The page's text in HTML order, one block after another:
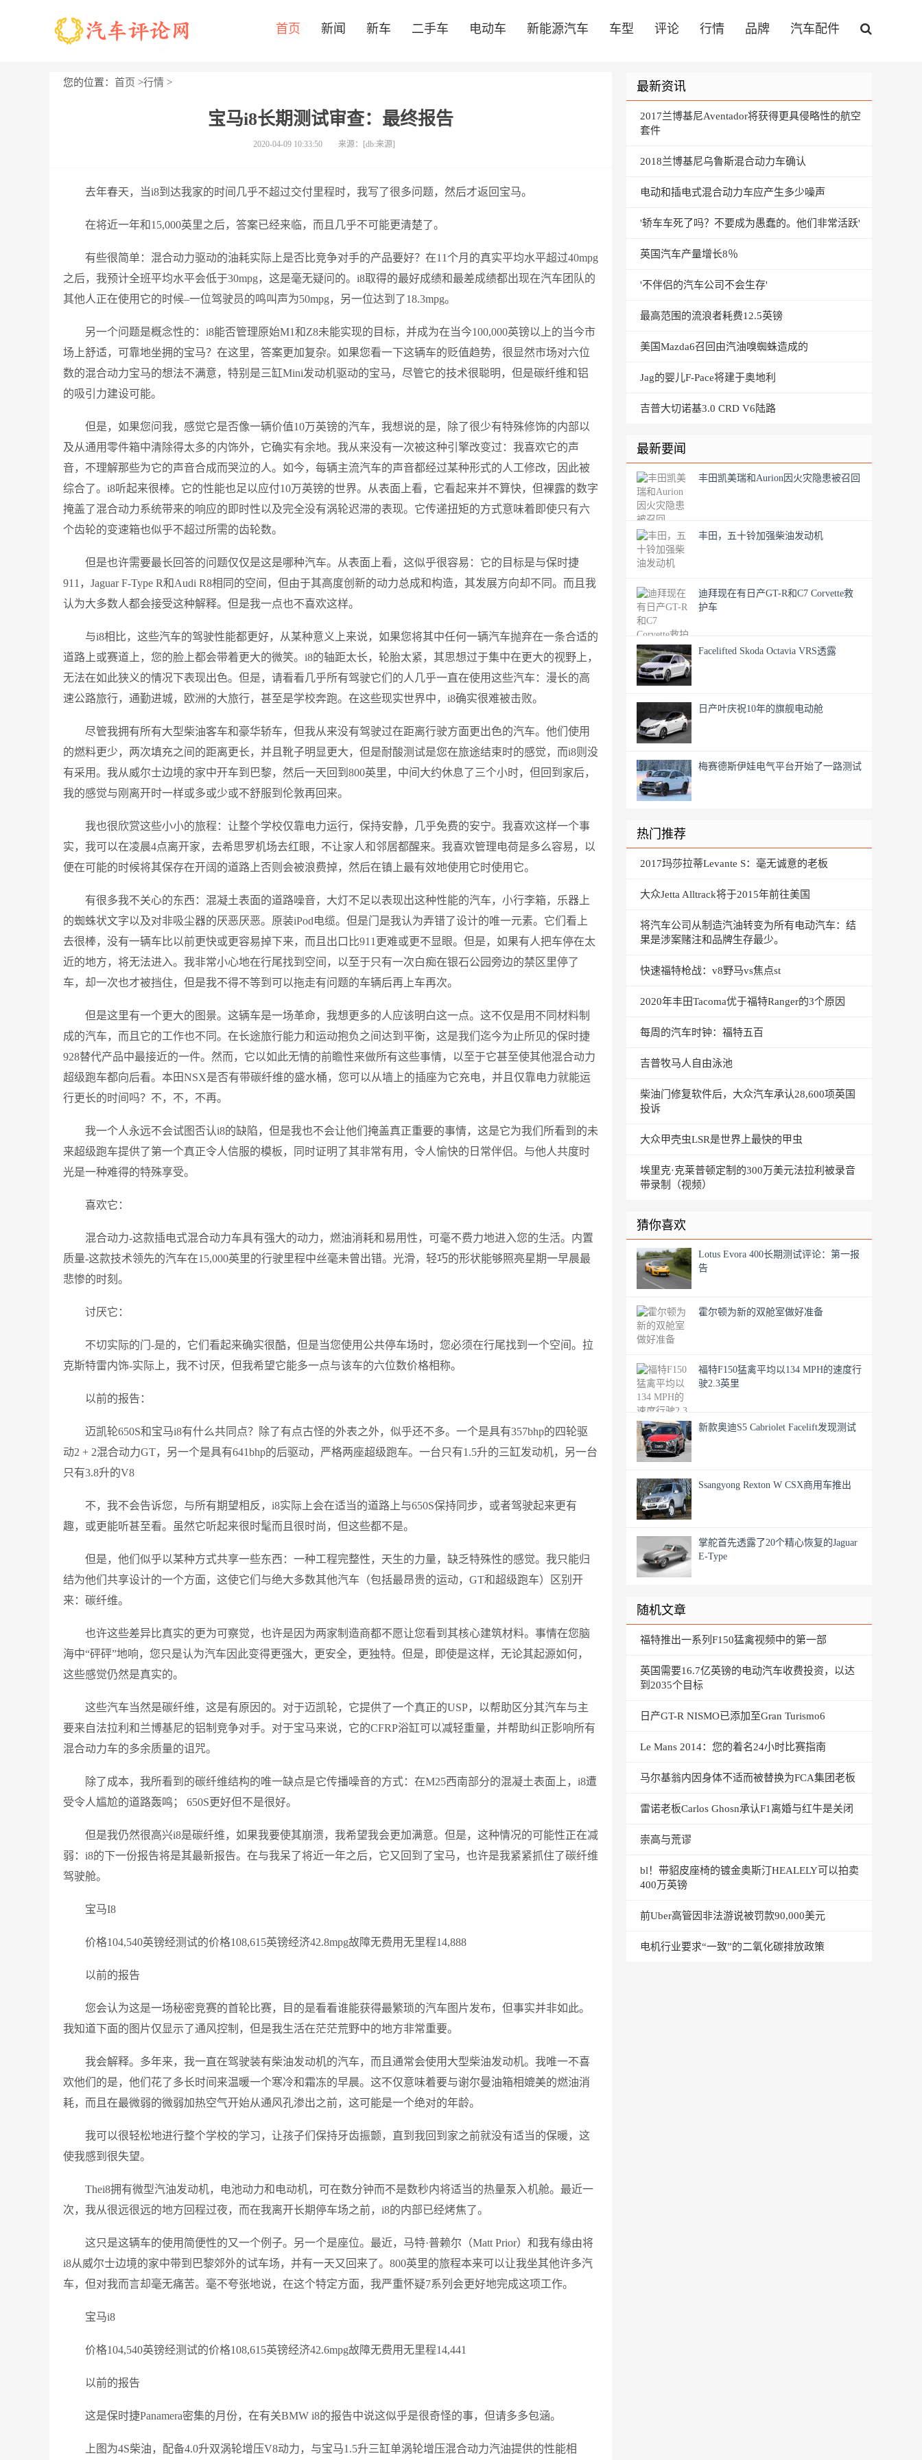
首页 新闻 新车 二手车 电动车 新能源汽车 车型 评论 行情 品牌 汽车配件
您的位置： 首页 >行情 >
宝马i8长期测试审查：最终报告
2020-04-09 10:33:50 来源：[db:来源]
去年春天，当i8到达我家的时间几乎不超过交付里程时，我写了很多问题，然后才返回宝马。
在将近一年和15,000英里之后，答案已经来临，而且几乎不可能更清楚了。
有些很简单：混合动力驱动的油耗实际上是否比竞争对手的产品要好？在11个月的真实平均水平超过40mpg
之后，我预计全班平均水平会低于30mpg，这是毫无疑问的。i8取得的最好成绩和最差成绩都出现在汽车团队的
其他人正在使用它的时候–一位驾驶员的鸣叫声为50mpg，另一位达到了18.3mpg。
另一个问题是概念性的：i8能否管理原始M1和Z8未能实现的目标，并成为在当今100,000英镑以上的当今市
场上舒适，可靠地坐拥的宝马？在这里，答案更加复杂。如果您看一下这辆车的贬值趋势，很显然市场对六位
数的混合动力宝马的想法不满意，特别是三缸Mini发动机驱动的宝马，尽管它的技术很聪明，但是碳纤维和铝
的吸引力建设可能。
但是，如果您问我，感觉它是否像一辆价值10万英镑的汽车，我想说的是，除了很少有特殊修饰的内部以
及从通用零件箱中清除得太多的内饰外，它确实有余地。我从来没有一次被这种引擎改变过：我喜欢它的声
音，不理解那些为它的声音合成而哭泣的人。如今，每辆主流汽车的声音都经过某种形式的人工修改，因此被
综合了。i8听起来很棒。它的性能也足以应付10万英镑的世界。从表面上看，它看起来并不算快，但裸露的数字
掩盖了混合动力系统带来的响应的即时性以及完全没有涡轮迟滞的表现。它传递扭矩的方式意味着即使只有六
个齿轮的变速箱也似乎不超过所需的齿轮数。
但是也许需要最长回答的问题仅仅是这是哪种汽车。从表面上看，这似乎很容易：它的目标是与保时捷
911，Jaguar F-Type R和Audi R8相同的空间，但由于其高度创新的动力总成和构造，其发展方向却不同。而且我
认为大多数人都会接受这种解释。但是我一点也不喜欢这样。
与i8相比，这些汽车的驾驶性能都更好，从某种意义上来说，如果您将其中任何一辆汽车抛弃在一条合适的
道路上或赛道上，您的脸上都会带着更大的微笑。i8的轴距太长，轮胎太紧，其思想过于集中在更大的视野上，
无法在如此狭义的情况下表现出色。但是，请看看几乎所有驾驶它们的人几乎一直在使用这些汽车：漫长的高
速公路旅行，通勤进城，欧洲的大旅行，甚至是学校奔跑。在这些现实世界中，i8确实很难被击败。
尽管我拥有所有大型柴油客车和豪华轿车，但我从来没有驾驶过在距离行驶方面更出色的汽车。他们使用
的燃料更少，两次填充之间的距离更长，并且靴子明显更大，但是耐酸测试是您在旅途结束时的感觉，而i8则没
有采用。我从威尔士边境的家中开车到巴黎，然后一天回到800英里，中间大约休息了三个小时，但回到家后，
我的感觉与刚离开时一样或多或少或不舒服到伦敦再回来。
我也很欣赏这些小小的旅程：让整个学校仅靠电力运行，保持安静，几乎免费的安宁。我喜欢这样一个事
实，我可以在凌晨4点离开家，去希思罗机场去红眼，不让家人和邻居都醒来。我喜欢管理电荷是多么容易，以
便在可能的时候将其保存在开阔的道路上否则会被浪费掉，然后在镇上最有效地使用它时使用它。
有很多我不关心的东西：混凝土表面的道路噪音，大灯不足以表现出这种性能的汽车，小行李箱，乐器上
的蜘蛛状文字以及对非吸尘器的厌恶厌恶。原装iPod电缆。但是门是我认为弄错了设计的唯一元素。它们看上
去很棒，没有一辆车比以前更快或更容易掉下来，而且出口比911更难或更不显眼。但是，如果有人把车停在太
近的地方，将无法进入。我非常小心地在行尾找到空间，以至于只有一次白痴在银石公园旁边的禁区里停了
车，却一次也才被挡住，但是我不得不等到可以拖走有问题的车辆后再上车再次。
但是这里有一个更大的图景。这辆车是一场革命，我想更多的人应该明白这一点。这不仅是用不同材料制
成的汽车，而且它的工作也不同。在长途旅行能力和运动抱负之间达到平衡，这是我们迄今为止所见的保时捷
928替代产品中最接近的一件。然而，它以如此无情的前瞻性来做所有这些事情，以至于它甚至使其他混合动力
超级跑车都向后看。本田NSX是否有带碳纤维的盛水桶，您可以从墙上的插座为它充电，并且仅靠电力就能运
行更长的时间吗？不，不，不再。
我一个人永远不会试图否认i8的缺陷，但是我也不会让他们掩盖真正重要的事情，这是它为我们所看到的未
来超级跑车提供了第一个真正令人信服的模板，同时证明了其非常有用，令人愉快的日常伴侣。与他人共度时
光是一种难得的特殊享受。
喜欢它：
混合动力-这款插电式混合动力车具有强大的动力，燃油消耗和易用性，可毫不费力地进入您的生活。内置
质量-这款技术领先的汽车在15,000英里的行驶里程中丝毫未曾出错。光滑，轻巧的形状能够照亮星期一早晨最
悲惨的时刻。
讨厌它：
不切实际的门-是的，它们看起来确实很酷，但是当您使用公共停车场时，您必须在行尾找到一个空间。拉
克斯特雷内饰-实际上，我不讨厌，但我希望它能多一点与该车的六位数价格相称。
以前的报告：
迈凯轮650S和宝马i8有什么共同点？除了有点古怪的外表之外，似乎还不多。一个是具有357bhp的四轮驱
动2 + 2混合动力GT，另一个是具有641bhp的后驱动，严格两座超级跑车。一台只有1.5升的三缸发动机，另一台
只有3.8升的V8
不，我不会告诉您，与所有期望相反，i8实际上会在适当的道路上与650S保持同步，或者驾驶起来更有
趣，或更能听甚至看。虽然它听起来很时髦而且很时尚，但这些都不是。
但是，他们似乎以某种方式共享一些东西：一种工程完整性，天生的力量，缺乏特殊性的感觉。我只能归
结为他们共享设计的一个方面，这使它们与绝大多数其他汽车（包括最昂贵的运动，GT和超级跑车）区别开
来：碳纤维。
也许这些差异比真实的更为可察觉，也许是因为两家制造商都不愿让您看到其核心建筑材料。事情在您脑
海中“砰砰”地响，您只是认为汽车因此变得更强大，更安全，更独特。但是，即使是这样，无论其起源如何，
这些感觉仍然是真实的。
这些汽车当然是碳纤维，这是有原因的。对于迈凯轮，它提供了一个真正的USP，以帮助区分其汽车与主
要来自法拉利和兰博基尼的铝制竞争对手。对于宝马来说，它的CFRP浴缸可以减轻重量，并帮助纠正影响所有
混合动力车的多余质量的诅咒。
除了成本，我所看到的碳纤维结构的唯一缺点是它传播噪音的方式：在M25西南部分的混凝土表面上，i8遭
受令人尴尬的道路轰鸣； 650S更好但不是很好。
但是我仍然很高兴i8是碳纤维，如果我要使其崩溃，我希望我会更加满意。但是，这种情况的可能性正在减
弱：i8的下一份报告将是其最新报告。在与我呆了将近一年之后，它又回到了宝马，也许是我紧紧抓住了碳纤维
驾驶舱。
宝马I8
价格104,540英镑经测试的价格108,615英镑经济42.8mpg故障无费用无里程14,888
以前的报告
您会认为这是一场秘密竞赛的首轮比赛，目的是看看谁能获得最繁琐的汽车图片发布，但事实并非如此。
我知道下面的图片仅显示了通风控制，但是我生活在茫茫荒野中的地方非常重要。
我会解释。多年来，我一直在驾驶装有柴油发动机的汽车，而且通常会使用大型柴油发动机。我唯一不喜
欢他们的是，他们花了多长时间来温暖一个寒冷和霜冻的早晨。这不仅意味着要与谢尔曼油箱相媲美的燃油消
耗，而且在最微弱的微弱加热空气开始从通风孔渗出之前，这可能是一个绝对的年龄。
我可以很轻松地进行整个学校的学习，让孩子们保持牙齿振颤，直到我回到家之前就没有适当的保暖，这
使我感到很失望。
Thei8拥有微型汽油发动机，电池动力和电动机，可在数分钟而不是数秒内将适当的热量泵入机舱。最近一
次，我从很远很远的地方回程过夜，而在我离开长期停车场之前，i8的内部已经烤焦了。
这只是这辆车的使用简便性的又一个例子。另一个是座位。最近，马特·普赖尔（Matt Prior）和我有缘由将
i8从威尔士边境的家中带到巴黎郊外的试车场，并有一天又回来了。800英里的旅程本来可以让我坐其他许多汽
车，但对我而言却毫无痛苦。毫不夸张地说，在这个特定方面，我严重怀疑7系列会更好地完成这项工作。
宝马i8
价格104,540英镑经测试的价格108,615英镑经济42.6mpg故障无费用无里程14,441
以前的报告
这是保时捷Panamera密集的月份，在有关BMW i8的报告中说这似乎是很奇怪的事，但请多多包涵。
上图为4S柴油，配备4.0升双涡轮增压V8动力，与宝马1.5升三缸单涡轮增压混合动力汽油提供的性能相
最新资讯
2017兰博基尼Aventador将获得更具侵略性的航空
套件
2018兰博基尼乌鲁斯混合动力车确认
电动和插电式混合动力车应产生多少噪声
'轿车车死了吗？不要成为愚蠢的。他们非常活跃'
英国汽车产量增长8％
'不伴侣的汽车公司不会生存'
最高范围的流浪者耗费12.5英镑
美国Mazda6召回由汽油嗅蜘蛛造成的
Jag的婴儿F-Pace将建于奥地利
吉普大切诺基3.0 CRD V6陆路
最新要闻
丰田凯美瑞和Aurion因火灾隐患被召回
丰田，五十铃加强柴油发动机
迪拜现在有日产GT-R和C7 Corvette救
护车
Facelifted Skoda Octavia VRS透露
日产叶庆祝10年的旗舰电动舱
梅赛德斯伊娃电气平台开始了一路测试
热门推荐
2017玛莎拉蒂Levante S：毫无诚意的老板
大众Jetta Alltrack将于2015年前往美国
将汽车公司从制造汽油转变为所有电动汽车：结
果是涉案赌注和品牌生存最少。
快速福特枪战：v8野马vs焦点st
2020年丰田Tacoma优于福特Ranger的3个原因
每周的汽车时钟：福特五百
吉普牧马人自由泳池
柴油门修复软件后，大众汽车承认28,600项英国
投诉
大众甲壳虫LSR是世界上最快的甲虫
埃里克·克莱普顿定制的300万美元法拉利被录音
带录制（视频）
猜你喜欢
Lotus Evora 400长期测试评论：第一报
告
霍尔顿为新的双舱室做好准备
福特F150猛禽平均以134 MPH的速度行
驶2.3英里
新款奥迪S5 Cabriolet Facelift发现测试
Ssangyong Rexton W CSX商用车推出
掌舵首先透露了20个精心恢复的Jaguar
E-Type
随机文章
福特推出一系列F150猛禽视频中的第一部
英国需要16.7亿英镑的电动汽车收费投资，以达
到2035个目标
日产GT-R NISMO已添加至Gran Turismo6
Le Mans 2014：您的着名24小时比赛指南
马尔基翁内因身体不适而被替换为FCA集团老板
雷诺老板Carlos Ghosn承认F1离婚与红牛是关闭
崇高与荒谬
bl！带貂皮座椅的镀金奥斯汀HEALELY可以拍卖
400万英镑
前Uber高管因非法游说被罚款90,000美元
电机行业要求“一致”的二氧化碳排放政策